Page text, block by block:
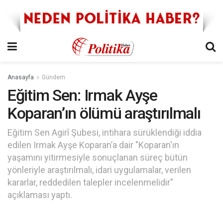
Anasayfa Gündem
Eğitim Sen: Irmak Ayşe
Koparan’ın ölümü araştırılmalı
Eğitim Sen Agirî Şubesi, intihara sürüklendiği iddia
edilen Irmak Ayşe Koparan’a dair "Koparan'ın
yaşamını yitirmesiyle sonuçlanan süreç bütün
yönleriyle araştırılmalı, idari uygulamalar, verilen
kararlar, reddedilen talepler incelenmelidir"
açıklaması yaptı.